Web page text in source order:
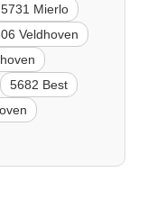
5731 Mierlo
Veldhoven
5682 Best